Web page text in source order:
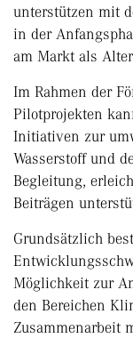
unterstützen mit
in der
am Markt als
Im Rahmen der
Pilotprojekten
Initiativen zur
Wasserstoff und
Begleitung,
Beiträgen
Grundsätzlich
Möglichkeit zur
den Bereichen
Zusammenarbeit